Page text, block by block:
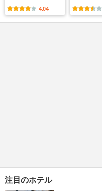
4.04
注目のホテル